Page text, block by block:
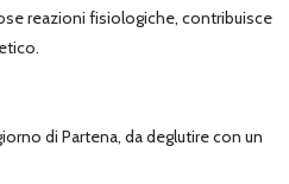
reazioni fisiologiche, contribuisce
di Partena, da deglutire con un